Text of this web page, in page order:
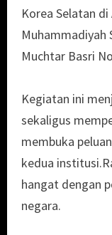
Korea Selatan
Muhammadiyah
Muchtar Basri
Kegiatan ini
sekaligus
membuka
kedua
hangat dengan
negara.